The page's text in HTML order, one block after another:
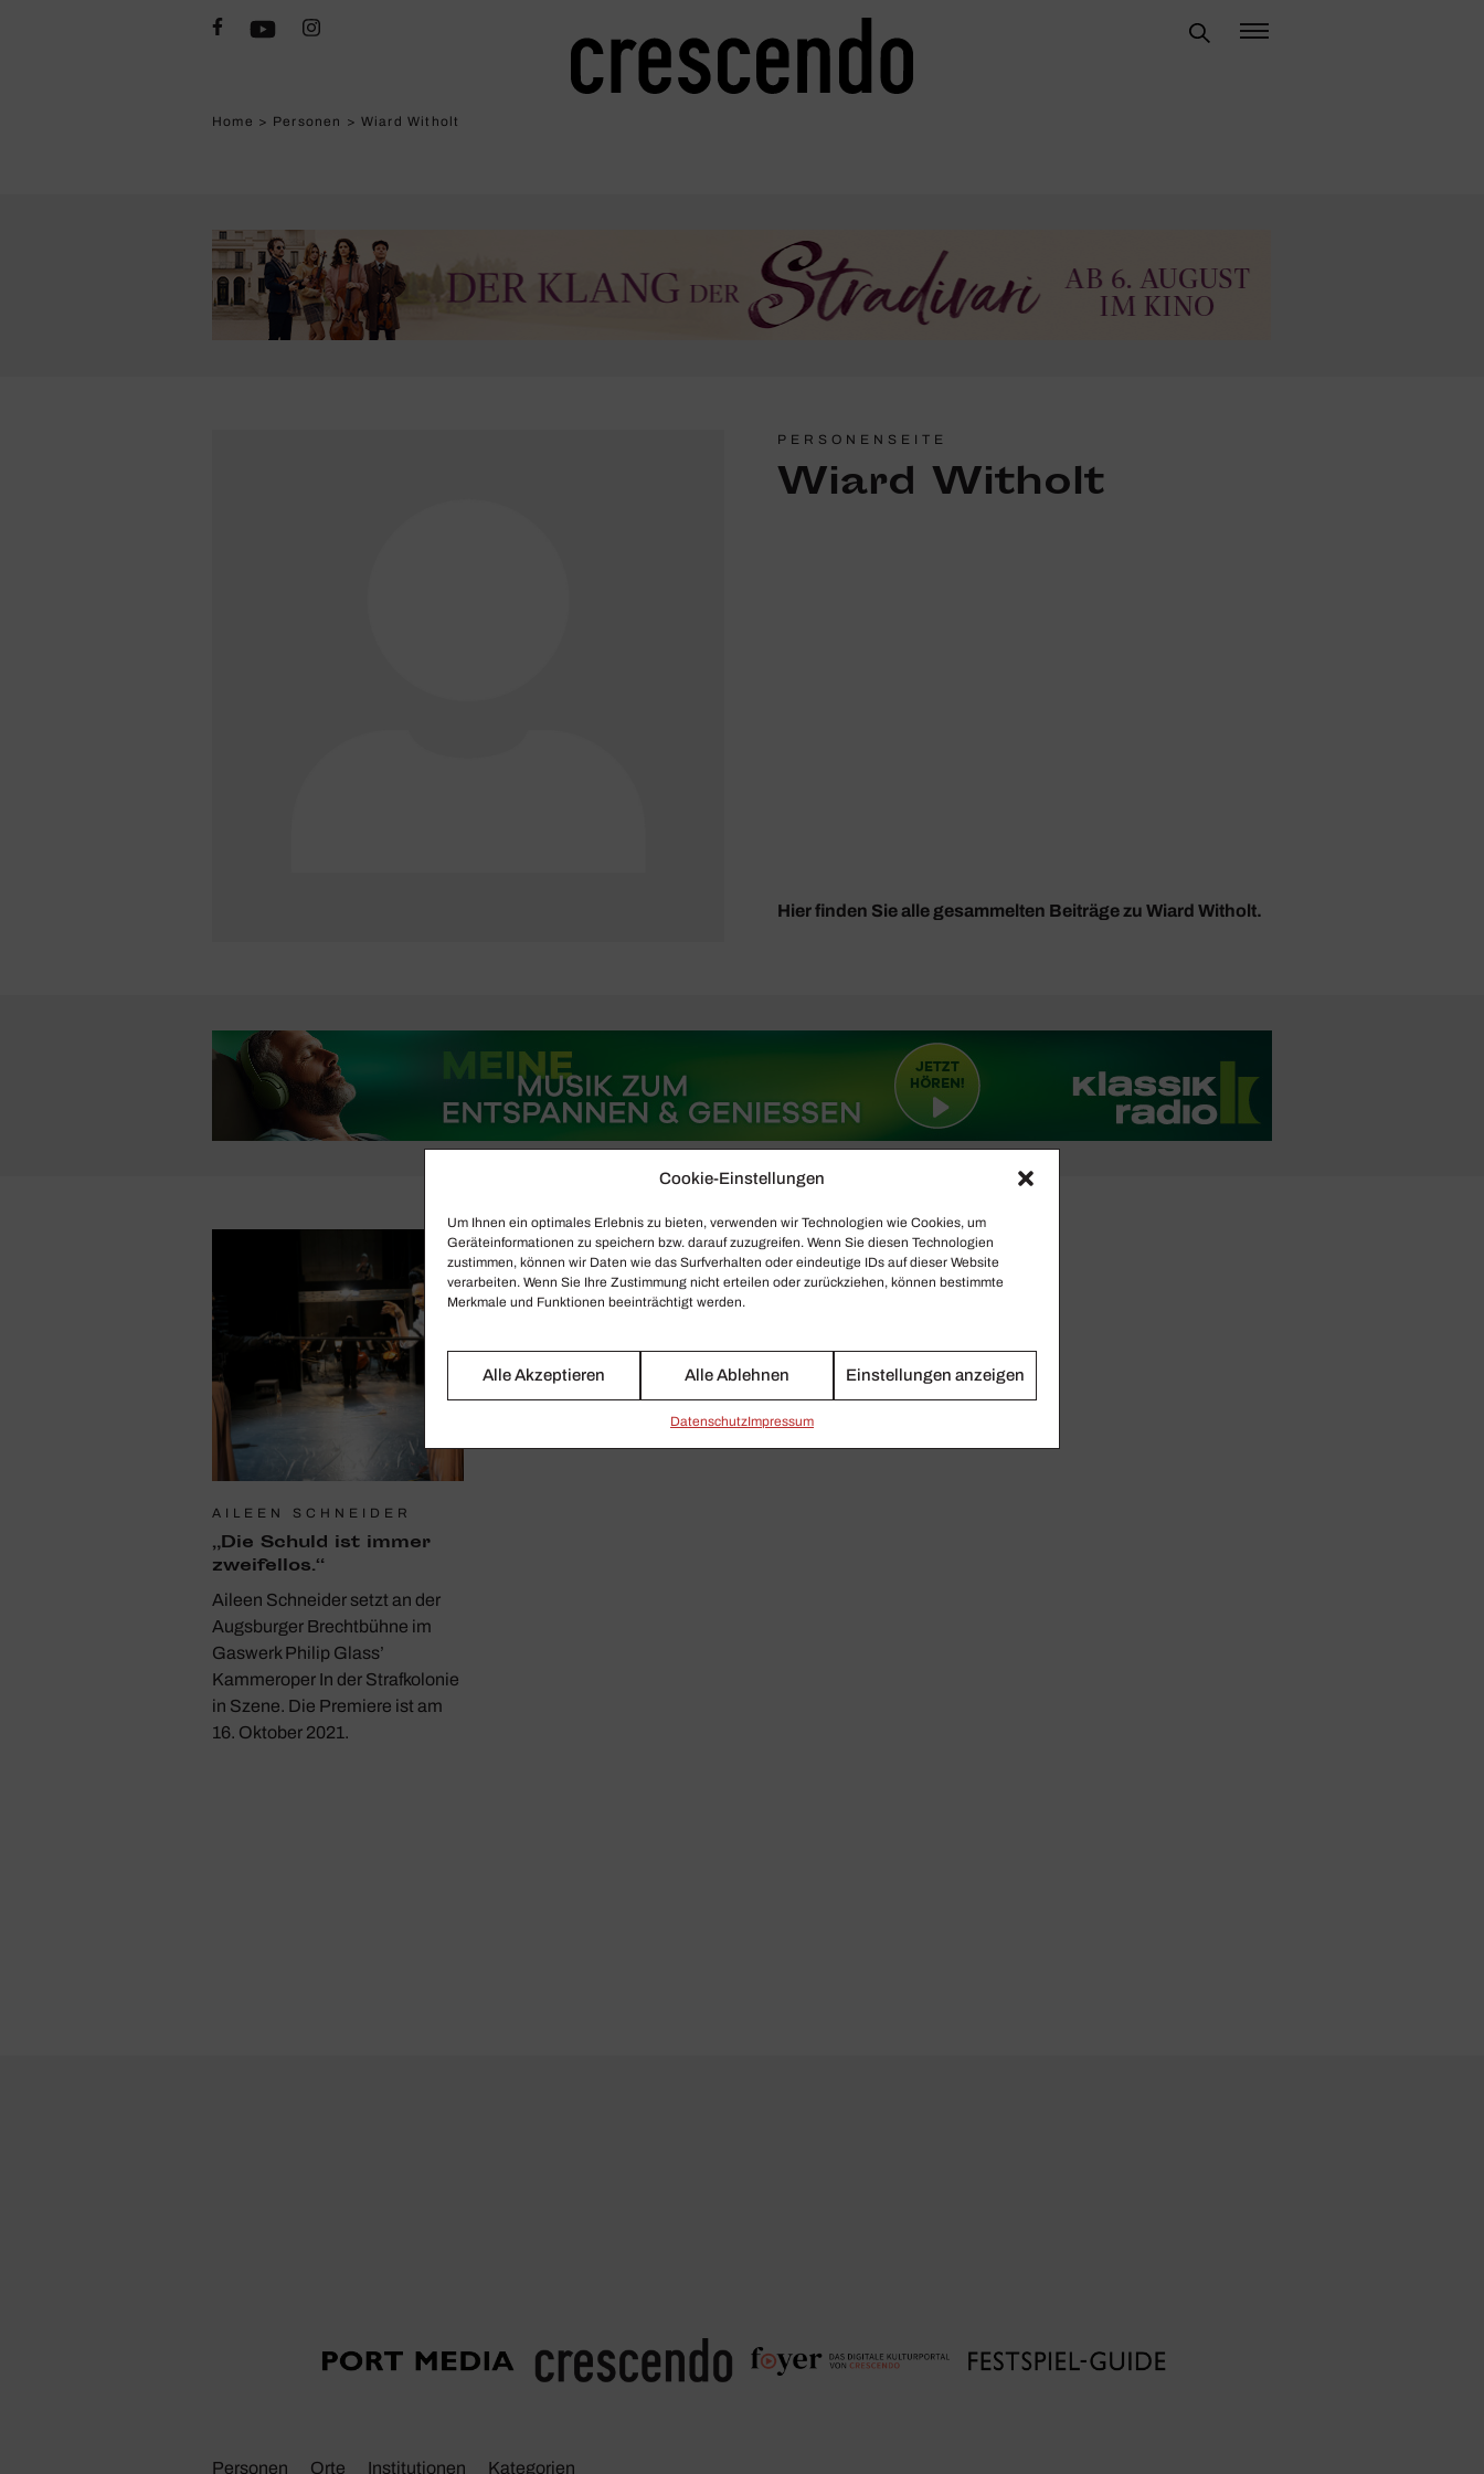
Cookie-Einstellungen
Um Ihnen ein optimales Erlebnis zu bieten, verwenden wir Technologien wie Cookies, um
Geräteinformationen zu speichern bzw. darauf zuzugreifen. Wenn Sie diesen Technologien
zustimmen, können wir Daten wie das Surfverhalten oder eindeutige IDs auf dieser Website
verarbeiten. Wenn Sie Ihre Zustimmung nicht erteilen oder zurückziehen, können bestimmte
Merkmale und Funktionen beeinträchtigt werden.
Alle Akzeptieren Alle Ablehnen Einstellungen anzeigen
Daten­schutzImpressum
Home > Personen > Wiard Witholt
PERSONENSEITE
Wiard Witholt
Hier finden Sie alle gesammelten Beiträge zu Wiard Witholt.
AILEEN SCHNEIDER
„Die Schuld ist immer
zwei­fellos.“
Aileen Schneider setzt an der
Augsburger Brechtbühne im
Gaswerk Philip Glass’
Kammeroper In der Strafkolonie
in Szene. Die Premiere ist am
16. Oktober 2021.
Personen Orte Insti­tu­tionen Kate­go­rien